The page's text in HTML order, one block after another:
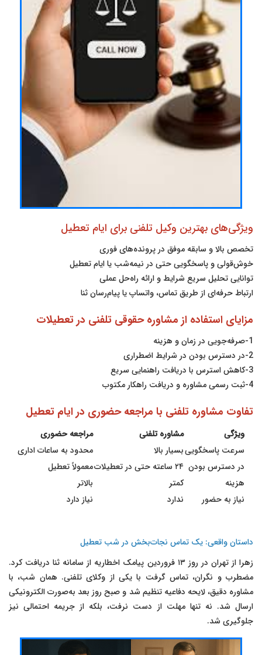
ویژگی‌های بهترین وکیل تلفنی برای ایام تعطیل
تخصص بالا و سابقه موفق در پرونده‌های فوری
خوش‌قولی و پاسخگویی حتی در نیمه‌شب یا ایام تعطیل
توانایی تحلیل سریع شرایط و ارائه راه‌حل عملی
ارتباط حرفه‌ای از طریق تماس، واتساپ یا پیام‌رسان ثنا
مزایای استفاده از مشاوره حقوقی تلفنی در تعطیلات
1-صرفه‌جویی در زمان و هزینه
2-در دسترس بودن در شرایط اضطراری
3-کاهش استرس با دریافت راهنمایی سریع
4-ثبت رسمی مشاوره و دریافت راهکار مکتوب
تفاوت مشاوره تلفنی با مراجعه حضوری در ایام تعطیل
ویژگی مشاوره تلفنی
مراجعه حضوری
سرعت پاسخگوییبسیار بالا
محدود به ساعات اداری
در دسترس بودن ۲۴ ساعته حتی در تعطیلات
معمولاً تعطیل
هزینه
کمتر
بالاتر
نیاز به حضور
ندارد نیاز دارد
داستان واقعی: یک تماس نجات‌بخش در شب تعطیل
زهرا از تهران در روز ۱۳ فروردین پیامک اخطاریه از سامانه ثنا دریافت کرد.
مضطرب و نگران، تماس گرفت با یکی از وکلای تلفنی. همان شب، با
مشاوره دقیق، لایحه دفاعیه تنظیم شد و صبح روز بعد به‌صورت الکترونیکی
ارسال شد. نه تنها مهلت از دست نرفت، بلکه از جریمه احتمالی نیز
جلوگیری شد.